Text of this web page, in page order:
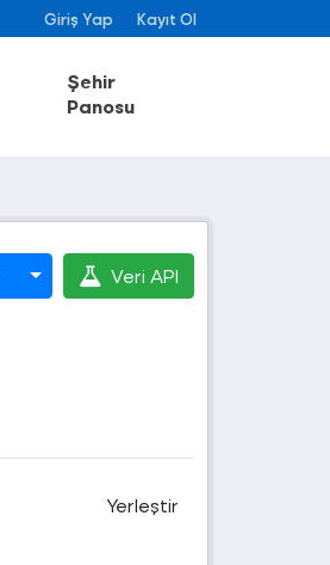
Giriş Yap Kayıt Ol
Şehir
Panosu
Veri API
Yerleştir